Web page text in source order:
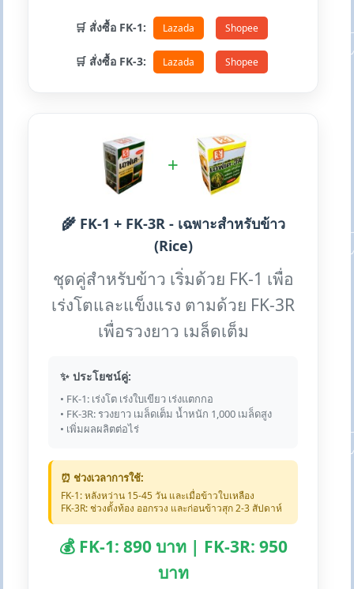
🛒 สั่งซื้อ FK-1: Lazada Shopee
🛒 สั่งซื้อ FK-3: Lazada Shopee
+
🌾 FK-1 + FK-3R - เฉพาะสำหรับข้าว
(Rice)
ชุดคู่สำหรับข้าว เริ่มด้วย FK-1 เพื่อ
เร่งโตและแข็งแรง ตามด้วย FK-3R
เพื่อรวงยาว เมล็ดเต็ม
✨ ประโยชน์คู่:
• FK-1: เร่งโต เร่งใบเขียว เร่งแตกกอ
• FK-3R: รวงยาว เมล็ดเต็ม น้ำหนัก 1,000 เมล็ดสูง
• เพิ่มผลผลิตต่อไร่
⏰ ช่วงเวลาการใช้:
FK-1: หลังหว่าน 15-45 วัน และเมื่อข้าวใบเหลือง
FK-3R: ช่วงตั้งท้อง ออกรวง และก่อนข้าวสุก 2-3 สัปดาห์
💰 FK-1: 890 บาท | FK-3R: 950
บาท